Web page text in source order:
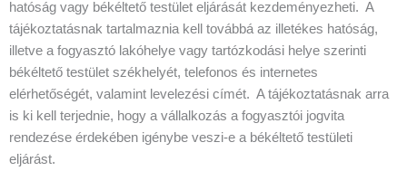
hatóság vagy békéltető testület eljárását kezdeményezheti. A
tájékoztatásnak tartalmaznia kell továbbá az illetékes hatóság,
illetve a fogyasztó lakóhelye vagy tartózkodási helye szerinti
békéltető testület székhelyét, telefonos és internetes
elérhetőségét, valamint levelezési címét. A tájékoztatásnak arra
is ki kell terjednie, hogy a vállalkozás a fogyasztói jogvita
rendezése érdekében igénybe veszi-e a békéltető testületi
eljárást.